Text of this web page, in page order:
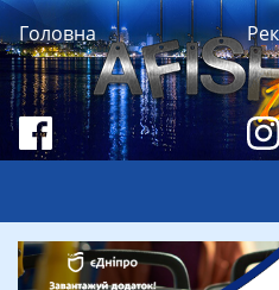
Головна